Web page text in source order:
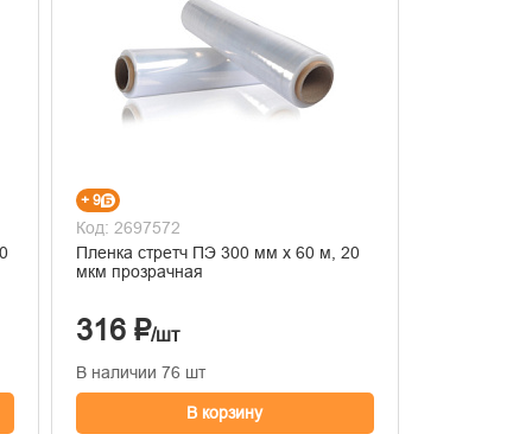
+ 9
Код: 2697572
Пленка стретч ПЭ 300 мм х 60 м, 20
мкм прозрачная
316 ₽/шт
В наличии 76 шт
В корзину